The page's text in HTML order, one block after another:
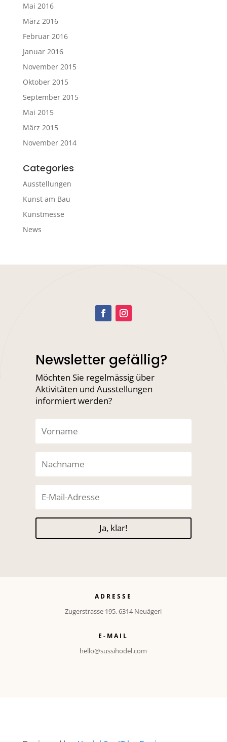
Mai 2016
März 2016
Februar 2016
Januar 2016
November 2015
Oktober 2015
September 2015
Mai 2015
März 2015
November 2014
Categories
Ausstellungen
Kunst am Bau
Kunstmesse
News
Newsletter gefällig?
Möchten Sie regelmässig über
Aktivitäten und Ausstellungen
informiert werden?
Ja, klar!
ADRESSE
Zugerstrasse 195, 6314 Neuägeri
E-MAIL
hello@sussihodel.com